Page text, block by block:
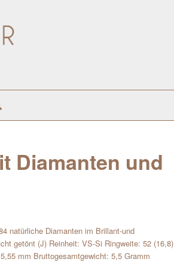
Diamanten und
natürliche Diamanten im Brillant-und
getönt (J) Reinheit: VS-Si Ringweite: 52 (16,8)
mm Bruttogesamtgewicht: 5,5 Gramm